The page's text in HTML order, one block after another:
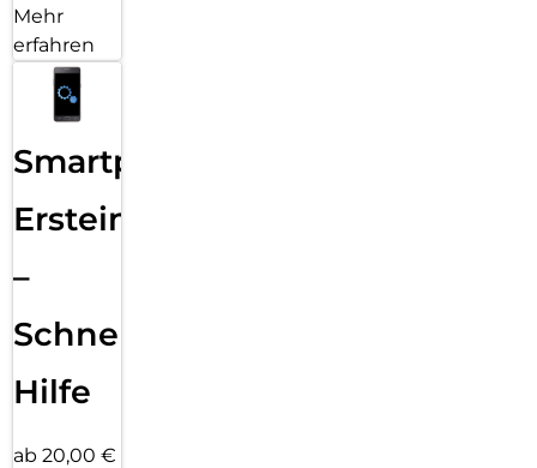
Mehr
erfahren
Smartphone
Ersteinrichtung
–
Schnelle
Hilfe
ab 20,00 €